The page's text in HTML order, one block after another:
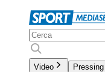
Video Pressing